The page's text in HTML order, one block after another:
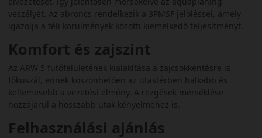
veszélyét. Az abroncs rendelkezik a 3PMSF jelöléssel, amely
igazolja a téli körülmények közötti kiemelkedő teljesítményt.
Komfort és zajszint
Az ARW 5 futófelületének kialakítása a zajcsökkentésre is
fókuszál, ennek köszönhetően az utastérben halkabb és
kellemesebb a vezetési élmény. A rezgések mérséklése
hozzájárul a hosszabb utak kényelméhez is.
Felhasználási ajánlás